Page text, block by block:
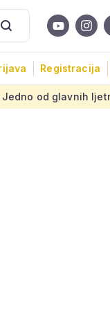
Registracija
ljetnih gradilišta u